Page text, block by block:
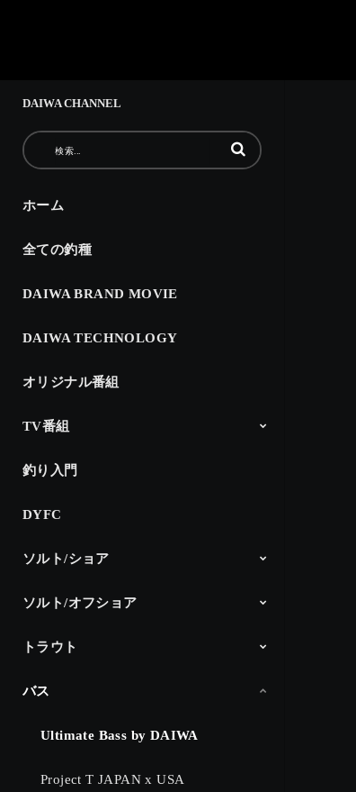
DAIWA CHANNEL
動画の検索語句を入力
ホーム
全ての釣種
DAIWA BRAND MOVIE
DAIWA TECHNOLOGY
オリジナル番組
TV番組
The Fishing
釣り時季
North Angler’s TV
Dz SALT 2ND
アングラーインプレッション
CM
釣り入門
DYFC
ソルト/ショア
シーバス
サーフゲーム
ショアプラッキング＆ショアジギ
エギング
アジング
メバリング
ロックフィッシュ
チニング
その他
DAIWA Salt Lure Channel
Products
ソルト/オフショア
オフショアヘビー
ライトキャスティング
スロージギング
ライトジギング
タイラバ
タチウオジギング
ボートエギング
イカメタル
Products
トラウト
DAIWA TROUT
Products
バス
Ultimate Bass by DAIWA
Project T JAPAN x USA